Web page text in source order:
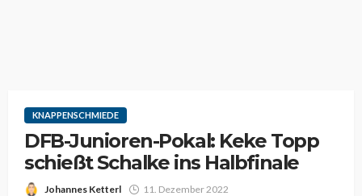
KNAPPENSCHMIEDE
DFB-Junioren-Pokal: Keke Topp
schießt Schalke ins Halbfinale
Johannes Ketterl 11. Dezember 2022